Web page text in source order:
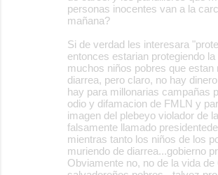
personas inocentes van a la
mañana?
Si de verdad les interesara
entonces estarian protegiendo la
muchos niños pobres que estan
diarrea, pero claro, no hay
hay para millonarias campañas
odio y difamacion de FMLN y
imagen del plebeyo violador de
falsamente llamado
mientras tanto los niños de los
muriendo de diarrea...gobierno
Obviamente no, no de la vida de